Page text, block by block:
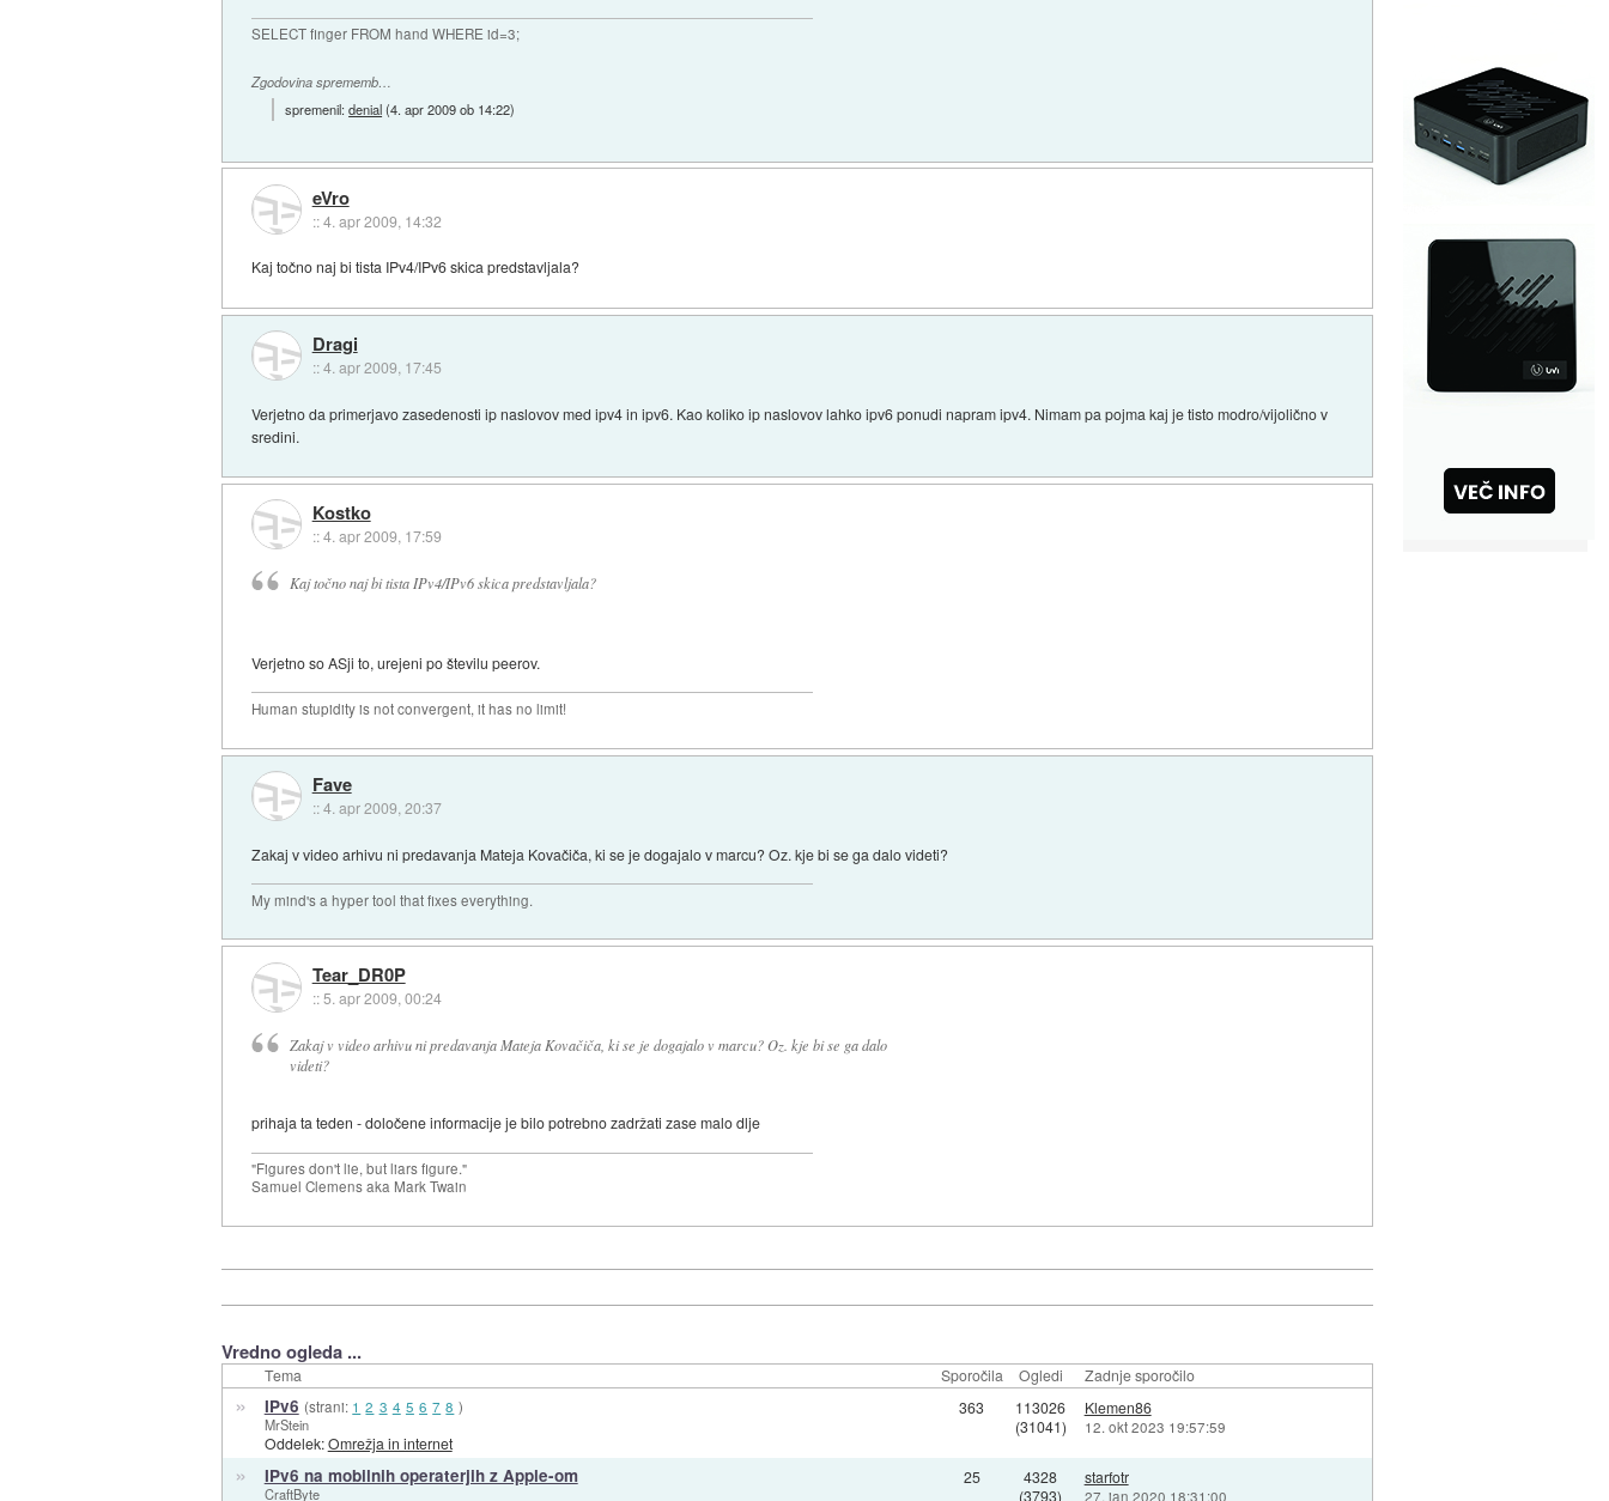
SELECT finger FROM hand WHERE id=3;
Zgodovina sprememb…
spremenil:denial(4. apr 2009 ob 14:22)
eVro
::4. apr 2009, 14:32
Kaj točno naj bi tista IPv4/IPv6 skica predstavljala?
Dragi
::4. apr 2009, 17:45
Verjetno da primerjavo zasedenosti ip naslovov med ipv4 in ipv6. Kao koliko ip naslovov lahko ipv6 ponudi napram ipv4. Nimam pa pojma kaj je tisto modro/vijolično v
sredini.
Kostko
::4. apr 2009, 17:59
Kaj točno naj bi tista IPv4/IPv6 skica predstavljala?
Verjetno so ASji to, urejeni po številu peerov.
Human stupidity is not convergent, it has no limit!
Fave
::4. apr 2009, 20:37
Zakaj v video arhivu ni predavanja Mateja Kovačiča, ki se je dogajalo v marcu? Oz. kje bi se ga dalo videti?
My mind's a hyper tool that fixes everything.
Tear_DR0P
::5. apr 2009, 00:24
Zakaj v video arhivu ni predavanja Mateja Kovačiča, ki se je dogajalo v marcu? Oz. kje bi se ga dalo
videti?
prihaja ta teden - določene informacije je bilo potrebno zadržati zase malo dlje
"Figures don't lie, but liars figure."
Samuel Clemens aka Mark Twain
Vredno ogleda ...
Tema Sporočila Ogledi Zadnje sporočilo
» IPv6 (strani: 1 2 3 4 5 6 7 8 )
MrStein
Oddelek:Omrežja in internet
363
113026
(31041)
Klemen86
12. okt 2023 19:57:59
» IPv6 na mobilnih operaterjih z Apple-om
CraftByte
25
4328
(3793)
starfotr
27. jan 2020 18:31:00